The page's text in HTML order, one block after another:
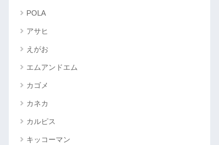
POLA
アサヒ
えがお
エムアンドエム
カゴメ
カネカ
カルピス
キッコーマン